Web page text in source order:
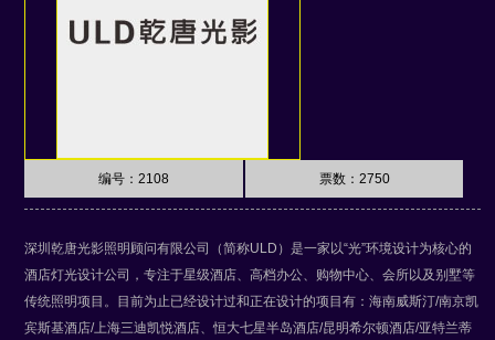
编号：2108 票数： 2750
深圳乾唐光影照明顾问有限公司（简称ULD）是一家以“光”环境设计为核心的
酒店灯光设计公司，专注于星级酒店、高档办公、购物中心、会所以及别墅等
传统照明项目。目前为止已经设计过和正在设计的项目有：海南威斯汀/南京凯
宾斯基酒店/上海三迪凯悦酒店、恒大七星半岛酒店/昆明希尔顿酒店/亚特兰蒂